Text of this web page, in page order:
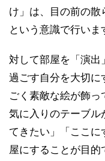
け」は、目の前の散
という意識で行いま
対して部屋を「演出
過ごす自分を大切に
ごく素敵な絵が飾
気に入りのテーブル
てきたい」「ここ
屋にすることが目